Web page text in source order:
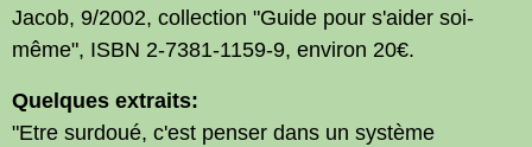
Jacob, 9/2002, collection "Guide pour s'aider soi-
même", ISBN 2-7381-1159-9, environ 20€.
Quelques extraits:
"Etre surdoué, c'est penser dans un système